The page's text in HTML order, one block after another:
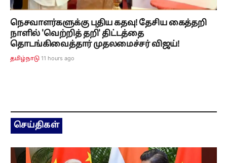
நெசவாளர்களுக்கு புதிய கதவு! தேசிய கைத்தறி
நாளில் 'வெற்றித் தறி' திட்டத்தை
தொடங்கிவைத்தார் முதலமைச்சர் விஜய்!
தமிழ்நாடு 11 hours ago
செய்திகள்